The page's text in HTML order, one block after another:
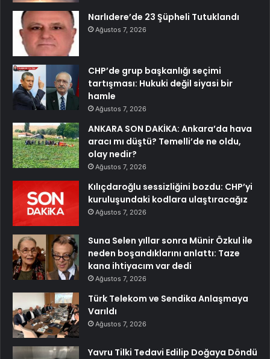
Narlıdere’de 23 Şüpheli Tutuklandı
Ağustos 7, 2026
CHP’de grup başkanlığı seçimi
tartışması: Hukuki değil siyasi bir
hamle
Ağustos 7, 2026
ANKARA SON DAKİKA: Ankara’da hava
aracı mı düştü? Temelli’de ne oldu,
olay nedir?
Ağustos 7, 2026
Kılıçdaroğlu sessizliğini bozdu: CHP’yi
kuruluşundaki kodlara ulaştıracağız
Ağustos 7, 2026
Suna Selen yıllar sonra Münir Özkul ile
neden boşandıklarını anlattı: Taze
kana ihtiyacım var dedi
Ağustos 7, 2026
Türk Telekom ve Sendika Anlaşmaya
Varıldı
Ağustos 7, 2026
Yavru Tilki Tedavi Edilip Doğaya Döndü